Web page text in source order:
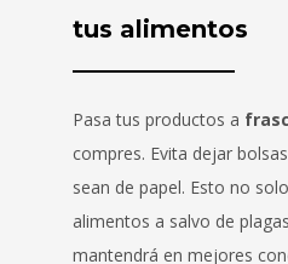
tus alimentos
Pasa tus productos a
compres. Evita dejar
sean de papel. Esto no
alimentos a salvo de
mantendrá en mejores